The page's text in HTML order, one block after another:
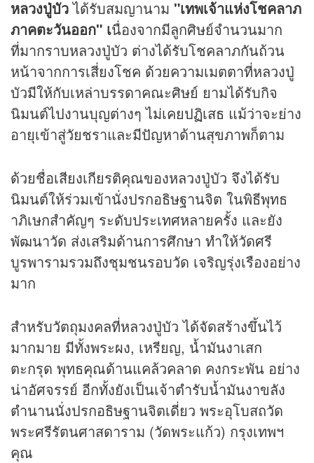
หลวงปู่บัวได้รับสมญานาม "เทพเจ้าแห่งโชคลาภ
ภาคตะวันออก" เนื่องจากมีลูกศิษย์จำนวนมาก
ที่มากราบหลวงปู่บัว ต่างได้รับโชคลาภกันถ้วน
หน้าจากการเสี่ยงโชค ด้วยความเมตตาที่หลวงปู่
บัวมีให้กับเหล่าบรรดาคณะศิษย์ ยามได้รับกิจ
นิมนต์ไปงานบุญต่างๆ ไม่เคยปฏิเสธ แม้ว่าจะย่าง
อายุเข้าสู่วัยชราและมีปัญหาด้านสุขภาพก็ตาม
ด้วยชื่อเสียงเกียรติคุณของหลวงปู่บัว จึงได้รับ
นิมนต์ให้ร่วมเข้านั่งปรกอธิษฐานจิต ในพิธีพุทธ
าภิเษกสำคัญๆ ระดับประเทศหลายครั้ง และยัง
พัฒนาวัด ส่งเสริมด้านการศึกษา ทำให้วัดศรี
บูรพารามรวมถึงชุมชนรอบวัด เจริญรุ่งเรืองอย่าง
มาก
สำหรับวัตถุมงคลที่หลวงปู่บัว ได้จัดสร้างขึ้นไว้
มากมาย มีทั้งพระผง, เหรียญ, น้ำมันงาเสก
ตะกรุด พุทธคุณด้านแคล้วคลาด คงกระพัน อย่าง
น่าอัศจรรย์ อีกทั้งยังเป็นเจ้าตำรับน้ำมันงาขลัง
ตำนานนั่งปรกอธิษฐานจิตเดี่ยว พระอุโบสถวัด
พระศรีรัตนศาสดาราม (วัดพระแก้ว) กรุงเทพฯ
คุณ